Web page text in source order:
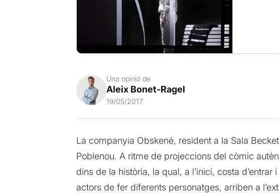
Una opinió de
Aleix Bonet-Ragel
19/05/2017
La companyia Obskené, resident a la Sala
Poblenou. A ritme de projeccions del còmic
dins de la història, la qual, a l’inici, costa
actors de fer diferents personatges, arriben a